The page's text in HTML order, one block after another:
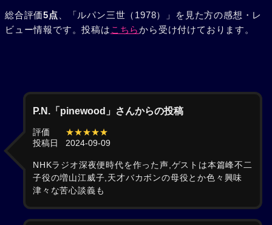
総合評価5点 、「ルパン三世（1978）」を見た方の感想・レ
ビュー情報です。投稿は こちらから受け付けております。
P.N.「pinewood」さんからの投稿
評価
★★★★★
投稿日
2024-09-09
NHKラジオ深夜便時代を作った声,ゲストは本篇峰不二
子役の増山江威子,天才バカボンの母役とか色々興味
津々な苦心談義も